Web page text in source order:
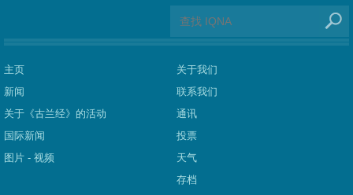
主页
新闻
关于《古兰经》的活动
国际新闻
图片 - 视频
关于我们
联系我们
通讯
投票
天气
存档